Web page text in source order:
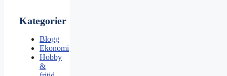
Kategorier
Blogg
Ekonomi
Hobby
&